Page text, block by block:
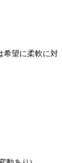
希望に柔軟に対